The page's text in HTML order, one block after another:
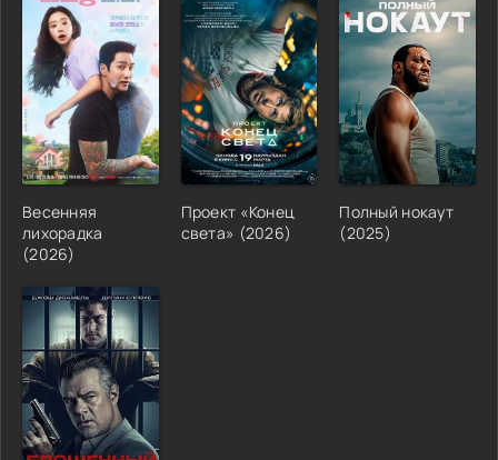
Весенняя
лихорадка
(2026)
Проект «Конец
света» (2026)
Полный нокаут
(2025)